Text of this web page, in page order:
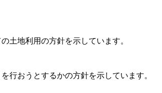
土地利用の方針を示しています。
おうとするかの方針を示しています。